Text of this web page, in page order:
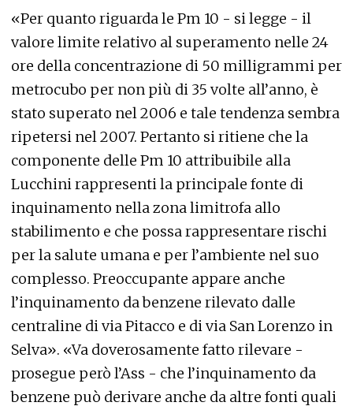
«Per quanto riguarda le Pm 10 - si legge - il
valore limite relativo al superamento nelle 24
ore della concentrazione di 50 milligrammi per
metrocubo per non più di 35 volte all’anno, è
stato superato nel 2006 e tale tendenza sembra
ripetersi nel 2007. Pertanto si ritiene che la
componente delle Pm 10 attribuibile alla
Lucchini rappresenti la principale fonte di
inquinamento nella zona limitrofa allo
stabilimento e che possa rappresentare rischi
per la salute umana e per l’ambiente nel suo
complesso. Preoccupante appare anche
l’inquinamento da benzene rilevato dalle
centraline di via Pitacco e di via San Lorenzo in
Selva». «Va doverosamente fatto rilevare -
prosegue però l’Ass - che l’inquinamento da
benzene può derivare anche da altre fonti quali